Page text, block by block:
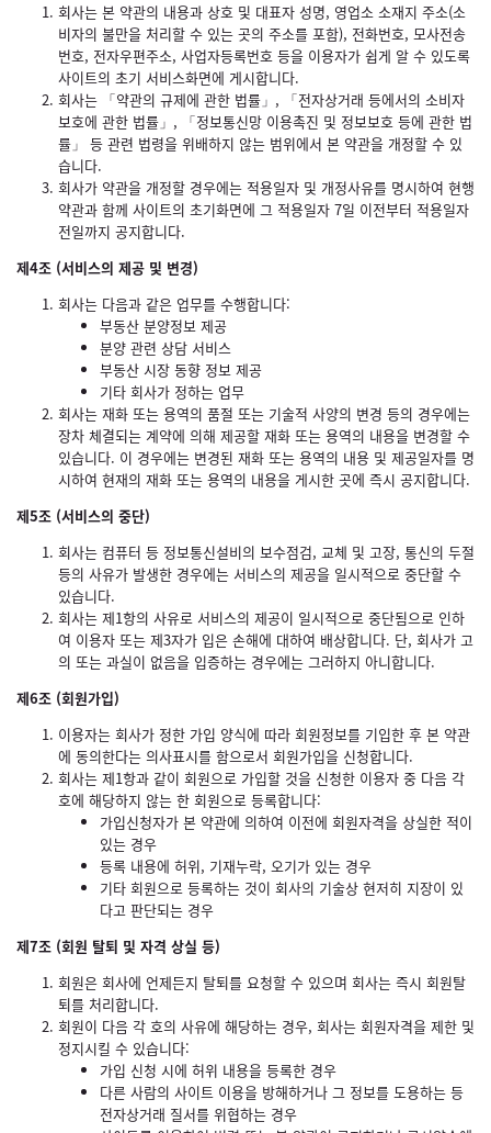
회사는 본 약관의 내용과 상호 및 대표자 성명, 영업소 소재지 주소(소
비자의 불만을 처리할 수 있는 곳의 주소를 포함), 전화번호, 모사전송
번호, 전자우편주소, 사업자등록번호 등을 이용자가 쉽게 알 수 있도록
사이트의 초기 서비스화면에 게시합니다.
회사는 「약관의 규제에 관한 법률」, 「전자상거래 등에서의 소비자
보호에 관한 법률」, 「정보통신망 이용촉진 및 정보보호 등에 관한 법
률」 등 관련 법령을 위배하지 않는 범위에서 본 약관을 개정할 수 있
습니다.
회사가 약관을 개정할 경우에는 적용일자 및 개정사유를 명시하여 현행
약관과 함께 사이트의 초기화면에 그 적용일자 7일 이전부터 적용일자
전일까지 공지합니다.
제4조 (서비스의 제공 및 변경)
회사는 다음과 같은 업무를 수행합니다:
부동산 분양정보 제공
분양 관련 상담 서비스
부동산 시장 동향 정보 제공
기타 회사가 정하는 업무
회사는 재화 또는 용역의 품절 또는 기술적 사양의 변경 등의 경우에는
장차 체결되는 계약에 의해 제공할 재화 또는 용역의 내용을 변경할 수
있습니다. 이 경우에는 변경된 재화 또는 용역의 내용 및 제공일자를 명
시하여 현재의 재화 또는 용역의 내용을 게시한 곳에 즉시 공지합니다.
제5조 (서비스의 중단)
회사는 컴퓨터 등 정보통신설비의 보수점검, 교체 및 고장, 통신의 두절
등의 사유가 발생한 경우에는 서비스의 제공을 일시적으로 중단할 수
있습니다.
회사는 제1항의 사유로 서비스의 제공이 일시적으로 중단됨으로 인하
여 이용자 또는 제3자가 입은 손해에 대하여 배상합니다. 단, 회사가 고
의 또는 과실이 없음을 입증하는 경우에는 그러하지 아니합니다.
제6조 (회원가입)
이용자는 회사가 정한 가입 양식에 따라 회원정보를 기입한 후 본 약관
에 동의한다는 의사표시를 함으로서 회원가입을 신청합니다.
회사는 제1항과 같이 회원으로 가입할 것을 신청한 이용자 중 다음 각
호에 해당하지 않는 한 회원으로 등록합니다:
가입신청자가 본 약관에 의하여 이전에 회원자격을 상실한 적이
있는 경우
등록 내용에 허위, 기재누락, 오기가 있는 경우
기타 회원으로 등록하는 것이 회사의 기술상 현저히 지장이 있
다고 판단되는 경우
제7조 (회원 탈퇴 및 자격 상실 등)
회원은 회사에 언제든지 탈퇴를 요청할 수 있으며 회사는 즉시 회원탈
퇴를 처리합니다.
회원이 다음 각 호의 사유에 해당하는 경우, 회사는 회원자격을 제한 및
정지시킬 수 있습니다:
가입 신청 시에 허위 내용을 등록한 경우
다른 사람의 사이트 이용을 방해하거나 그 정보를 도용하는 등
전자상거래 질서를 위협하는 경우